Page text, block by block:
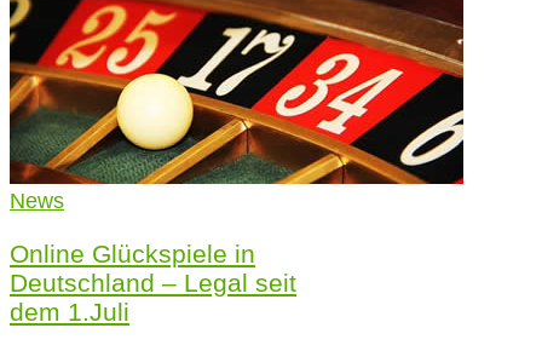
News
Online Glückspiele in
Deutschland – Legal seit
dem 1.Juli